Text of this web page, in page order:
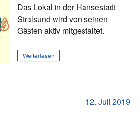
Das Lokal in der Hansestadt
Stralsund wird von seinen
Gästen aktiv mitgestaltet.
Weiterlesen
12. Juli 2019